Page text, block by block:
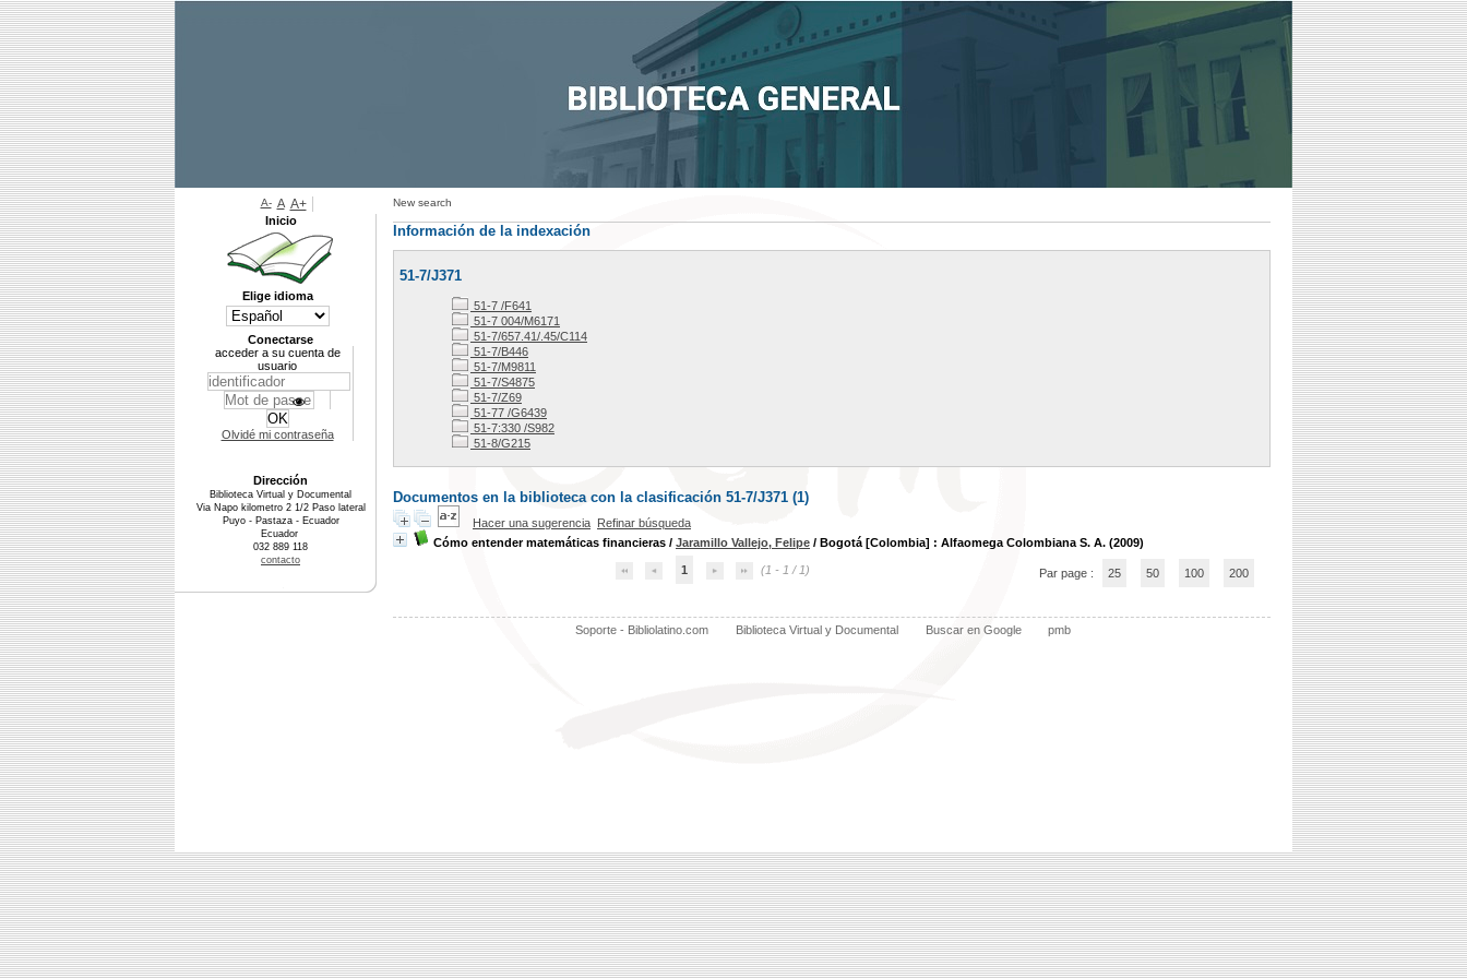
New search
Información de la indexación
51-7/J371
51-7 /F641
51-7 004/M6171
51-7/657.41/.45/C114
51-7/B446
51-7/M9811
51-7/S4875
51-7/Z69
51-77 /G6439
51-7:330 /S982
51-8/G215
Documentos en la biblioteca con la clasificación 51-7/J371 (1)
Hacer una sugerencia Refinar búsqueda
Cómo entender matemáticas financieras / Jaramillo Vallejo, Felipe / Bogotá [Colombia] : Alfaomega Colombiana S. A. (2009)
1 (1 - 1 / 1) Par page : 25 50 100 200
Soporte - Bibliolatino.com Biblioteca Virtual y Documental Buscar en Google pmb
A- A A+
Inicio
Elige idioma
Conectarse
acceder a su cuenta de
usuario
Olvidé mi contraseña
Dirección
Biblioteca Virtual y Documental
Via Napo kilometro 2 1/2 Paso lateral
Puyo - Pastaza - Ecuador
Ecuador
032 889 118
contacto